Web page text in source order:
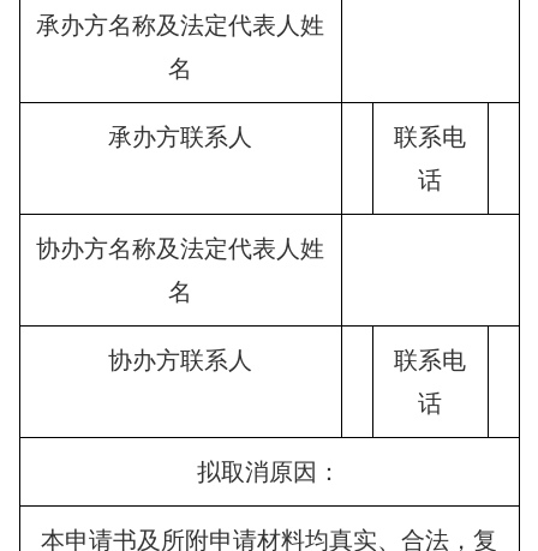
承办方名称及法定代表人姓
名
承办方联系人
联系电
话
协办方名称及法定代表人姓
名
协办方联系人
联系电
话
拟取消原因：
本申请书及所附申请材料均真实、合法，复